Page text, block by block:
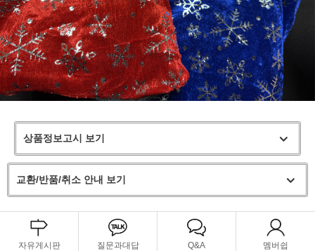
상품정보고시 보기
교환/반품/취소 안내 보기
자유게시판 질문과대답 Q&A 멤버쉽